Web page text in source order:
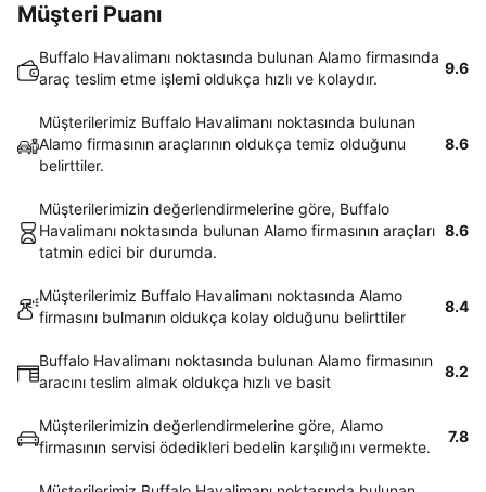
Müşteri Puanı
Buffalo Havalimanı noktasında bulunan Alamo firmasında
araç teslim etme işlemi oldukça hızlı ve kolaydır.
9.6
Müşterilerimiz Buffalo Havalimanı noktasında bulunan
Alamo firmasının araçlarının oldukça temiz olduğunu
belirttiler.
8.6
Müşterilerimizin değerlendirmelerine göre, Buffalo
Havalimanı noktasında bulunan Alamo firmasının araçları
tatmin edici bir durumda.
8.6
Müşterilerimiz Buffalo Havalimanı noktasında Alamo
firmasını bulmanın oldukça kolay olduğunu belirttiler
8.4
Buffalo Havalimanı noktasında bulunan Alamo firmasının
aracını teslim almak oldukça hızlı ve basit
8.2
Müşterilerimizin değerlendirmelerine göre, Alamo
firmasının servisi ödedikleri bedelin karşılığını vermekte.
7.8